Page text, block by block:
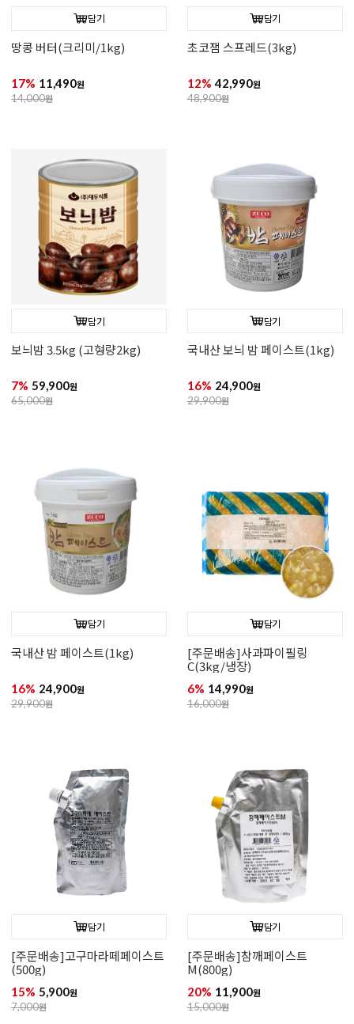
담기
땅콩 버터(크리미/1kg)
17% 11,490원
14,000원
담기
초코잼 스프레드(3kg)
12% 42,990원
48,900원
담기
보늬밤 3.5kg (고형량2kg)
7% 59,900원
65,000원
담기
국내산 보늬 밤 페이스트(1kg)
16% 24,900원
29,900원
담기
국내산 밤 페이스트(1kg)
16% 24,900원
29,900원
담기
[주문배송]사과파이필링
C(3kg/냉장)
6% 14,990원
16,000원
담기
[주문배송]고구마라떼페이스트
(500g)
15% 5,900원
7,000원
담기
[주문배송]참깨페이스트
M(800g)
20% 11,900원
15,000원